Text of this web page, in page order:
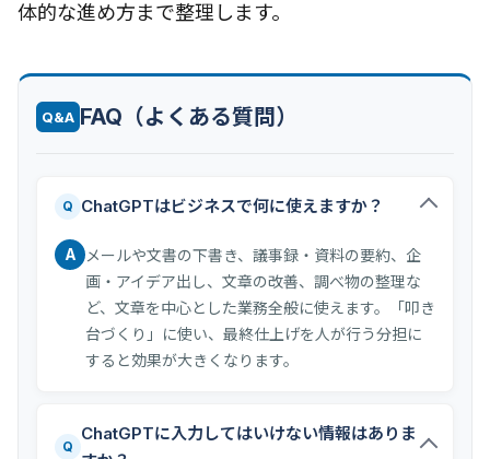
体的な進め方まで整理します。
Q&A FAQ（よくある質問）
Q ChatGPTはビジネスで何に使えますか？
A
メールや文書の下書き、議事録・資料の要約、企
画・アイデア出し、文章の改善、調べ物の整理な
ど、文章を中心とした業務全般に使えます。「叩き
台づくり」に使い、最終仕上げを人が行う分担に
すると効果が大きくなります。
Q
ChatGPTに入力してはいけない情報はありま